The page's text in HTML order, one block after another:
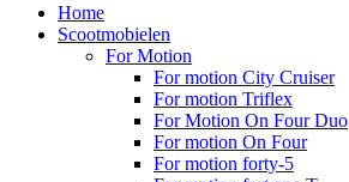
Home
Scootmobielen
For Motion
For motion City Cruiser
For motion Triflex
For Motion On Four Duo
For motion On Four
For motion forty-5